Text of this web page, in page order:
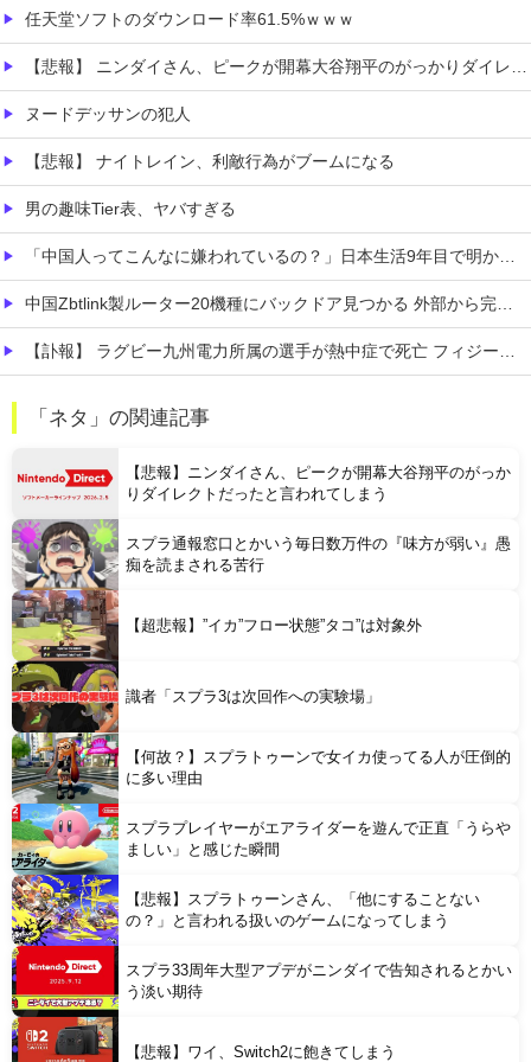
任天堂ソフトのダウンロード率61.5%ｗｗｗ
【悲報】 ニンダイさん、ピークが開幕大谷翔平のがっかりダイレクトだったと言われてしまう
ヌードデッサンの犯人
【悲報】 ナイトレイン、利敵行為がブームになる
男の趣味Tier表、ヤバすぎる
「中国人ってこんなに嫌われているの？」日本生活9年目で明かす本心！
中国Zbtlink製ルーター20機種にバックドア見つかる 外部から完全制御のおそれ
【訃報】 ラグビー九州電力所属の選手が熱中症で死亡 フィジー出身の26歳
Powered by livedoor 相互RSS
「ネタ」の関連記事
【悲報】ニンダイさん、ピークが開幕大谷翔平のがっか
りダイレクトだったと言われてしまう
スプラ通報窓口とかいう毎日数万件の『味方が弱い』愚
痴を読まされる苦行
【超悲報】”イカ”フロー状態”タコ”は対象外
識者「スプラ3は次回作への実験場」
【何故？】スプラトゥーンで女イカ使ってる人が圧倒的
に多い理由
スプラプレイヤーがエアライダーを遊んで正直「うらや
ましい」と感じた瞬間
【悲報】スプラトゥーンさん、「他にすることない
の？」と言われる扱いのゲームになってしまう
スプラ33周年大型アプデがニンダイで告知されるとかい
う淡い期待
【悲報】ワイ、Switch2に飽きてしまう